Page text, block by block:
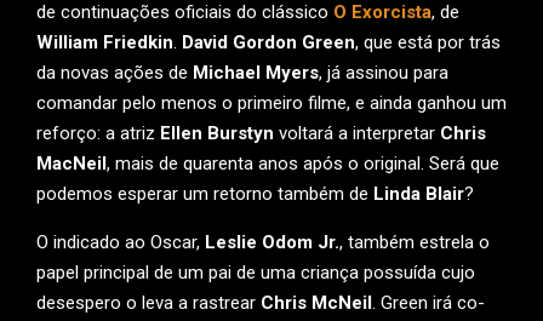
de continuações oficiais do clássico O Exorcista, de
William Friedkin. David Gordon Green, que está por trás
da novas ações de Michael Myers, já assinou para
comandar pelo menos o primeiro filme, e ainda ganhou um
reforço: a atriz Ellen Burstyn voltará a interpretar Chris
MacNeil, mais de quarenta anos após o original. Será que
podemos esperar um retorno também de Linda Blair?
O indicado ao Oscar, Leslie Odom Jr., também estrela o
papel principal de um pai de uma criança possuída cujo
desespero o leva a rastrear Chris McNeil. Green irá co-